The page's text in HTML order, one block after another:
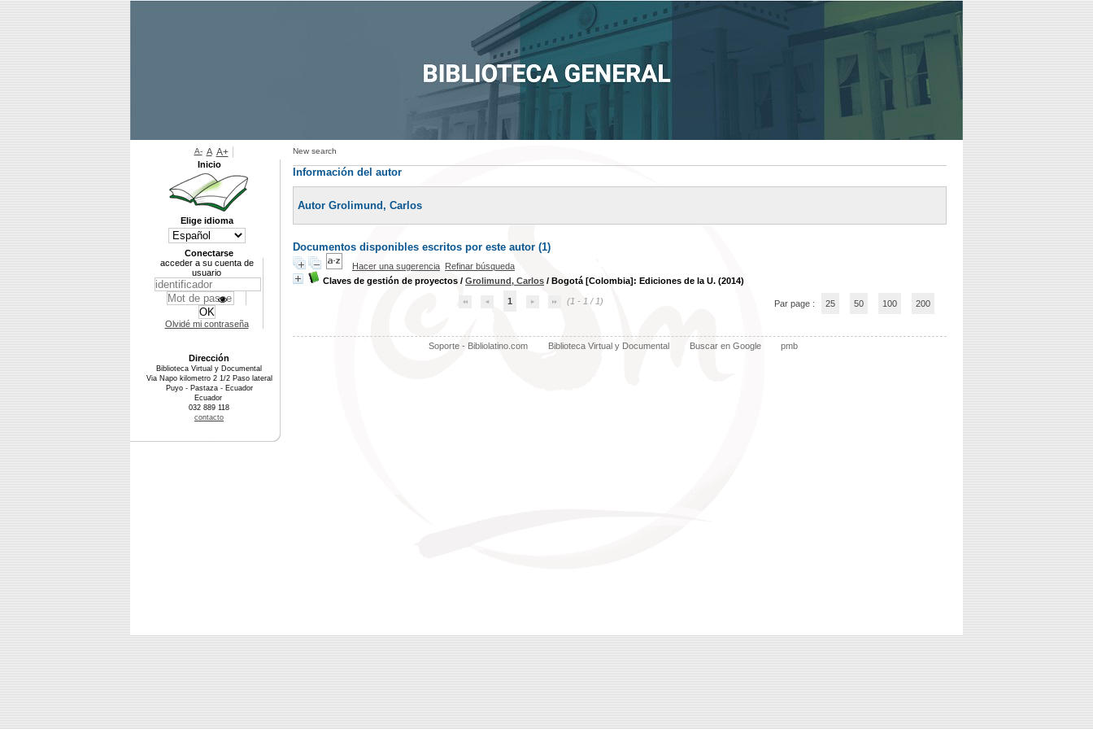
New search
Información del autor
Autor Grolimund, Carlos
Documentos disponibles escritos por este autor (1)
Hacer una sugerencia Refinar búsqueda
Claves de gestión de proyectos / Grolimund, Carlos / Bogotá [Colombia]: Ediciones de la U. (2014)
1 (1 - 1 / 1) Par page : 25 50 100 200
Soporte - Bibliolatino.com Biblioteca Virtual y Documental Buscar en Google pmb
A- A A+
Inicio
Elige idioma
Conectarse
acceder a su cuenta de
usuario
Olvidé mi contraseña
Dirección
Biblioteca Virtual y Documental
Via Napo kilometro 2 1/2 Paso lateral
Puyo - Pastaza - Ecuador
Ecuador
032 889 118
contacto